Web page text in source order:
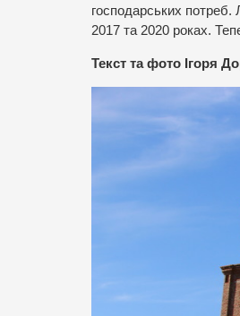
господарських
2017 та 2020 роках.
Текст та фото Ігоря